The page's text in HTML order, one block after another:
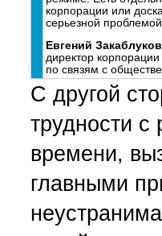
корпорации или
серьезной
Евгений
директор
по связям с
С другой
трудности с
времени,
главными